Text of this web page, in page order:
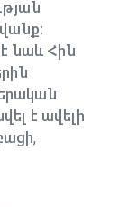
նաև Հին
է ավելի